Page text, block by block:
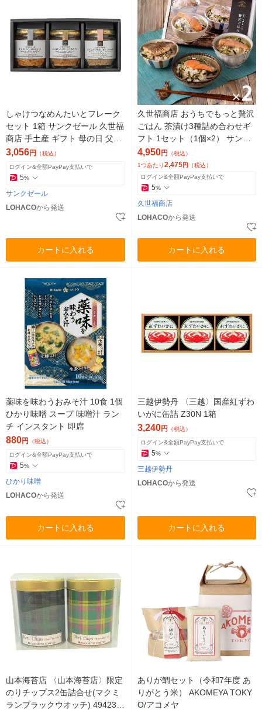
しゃけつなめんたいとフレーク
セット 1箱 サンクゼール 久世福
商店 手土産 ギフト 母の日 父の
日 敬老の日 調味料
3,056円 （税込）
ログイン&全額PayPay支払いで
5%
サンクゼール
LOHACOから発送
カートに入れる
久世福商店 おうちでもっと贅沢
ごはん 茶漬け3種詰め合わせギ
フト 1セット（1個×2） サンク
ゼール
4,950円 （税込）
1つあたり2,475円 （税込）
ログイン&全額PayPay支払いで
5%
久世福商店
LOHACOから発送
カートに入れる
薬味を味わうおみそ汁 10食 1個
ひかり味噌 スープ 味噌汁 ラン
チ インスタント 即席
880円 （税込）
ログイン&全額PayPay支払いで
5%
ひかり味噌
LOHACOから発送
カートに入れる
三越伊勢丹 〈三越〉国産紅ずわ
いがに缶詰 Z30N 1箱
3,240円 （税込）
ログイン&全額PayPay支払いで
5%
三越伊勢丹
LOHACOから発送
カートに入れる
山本海苔店 〈山本海苔店〉限定
のりチップス2缶詰合せ(マクミ
ランブラックウオッチ) 494230
ありが鯛セット（令和7年度 あ
りがとう米） AKOMEYA TOKY
O/アコメヤ